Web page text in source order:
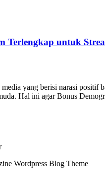
Terlengkap untuk
yang berisi narasi positif
Hal ini agar Bonus
Wordpress Blog Theme